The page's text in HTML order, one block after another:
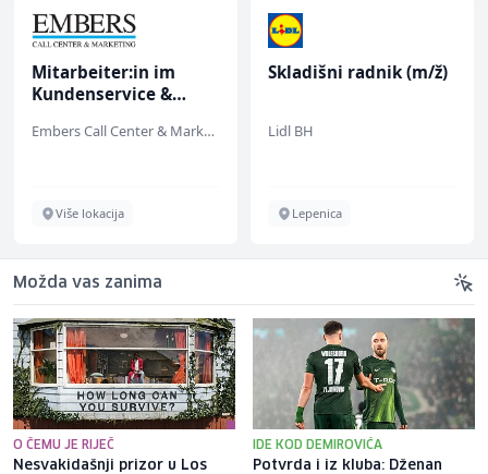
Mitarbeiter:in im
Kundenservice &
Embers Call Center & Marketing
Više lokacija
Skladišni radnik (m/ž)
Lidl BH
Lepenica
Možda vas zanima
O ČEMU JE RIJEČ
Nesvakidašnji prizor u Los
IDE KOD DEMIROVIĆA
Potvrda i iz kluba: Dženan